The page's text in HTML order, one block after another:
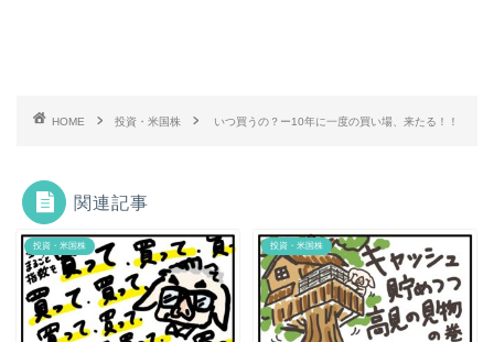
HOME 投資・米国株 いつ買うの？ー10年に一度の買い場、来たる！！
関連記事
投資・米国株 投資・米国株